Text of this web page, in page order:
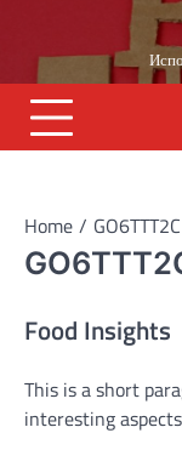
content
Home GO6TTT2C
Food Insights
This is a short
interesting